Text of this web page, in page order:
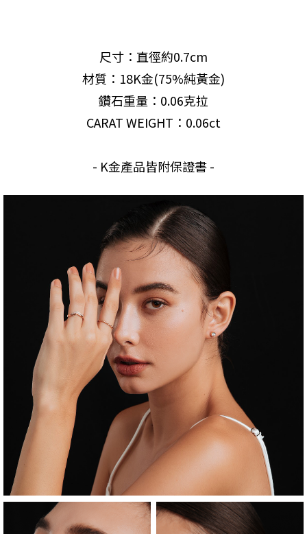
尺寸：直徑約0.7cm
材質：18K金(75%純黃金)
鑽石重量：0.06克拉
CARAT WEIGHT：0.06ct
- K金產品皆附保證書 -